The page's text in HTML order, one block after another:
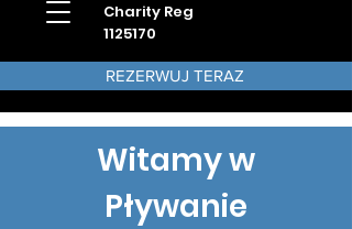
Charity Reg
1125170
REZERWUJ TERAZ
Witamy w
Pływanie